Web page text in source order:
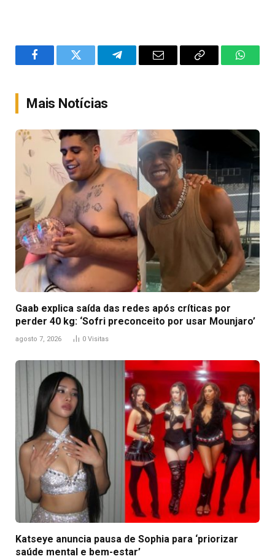
FacebookTwitter TelegramEmail
Copy
Mais Notícias
Gaab explica saída das redes após críticas por
perder 40 kg: ‘Sofri preconceito por usar Mounjaro’
agosto 7, 2026 0 Visitas
Katseye anuncia pausa de Sophia para ‘priorizar
saúde mental e bem-estar’